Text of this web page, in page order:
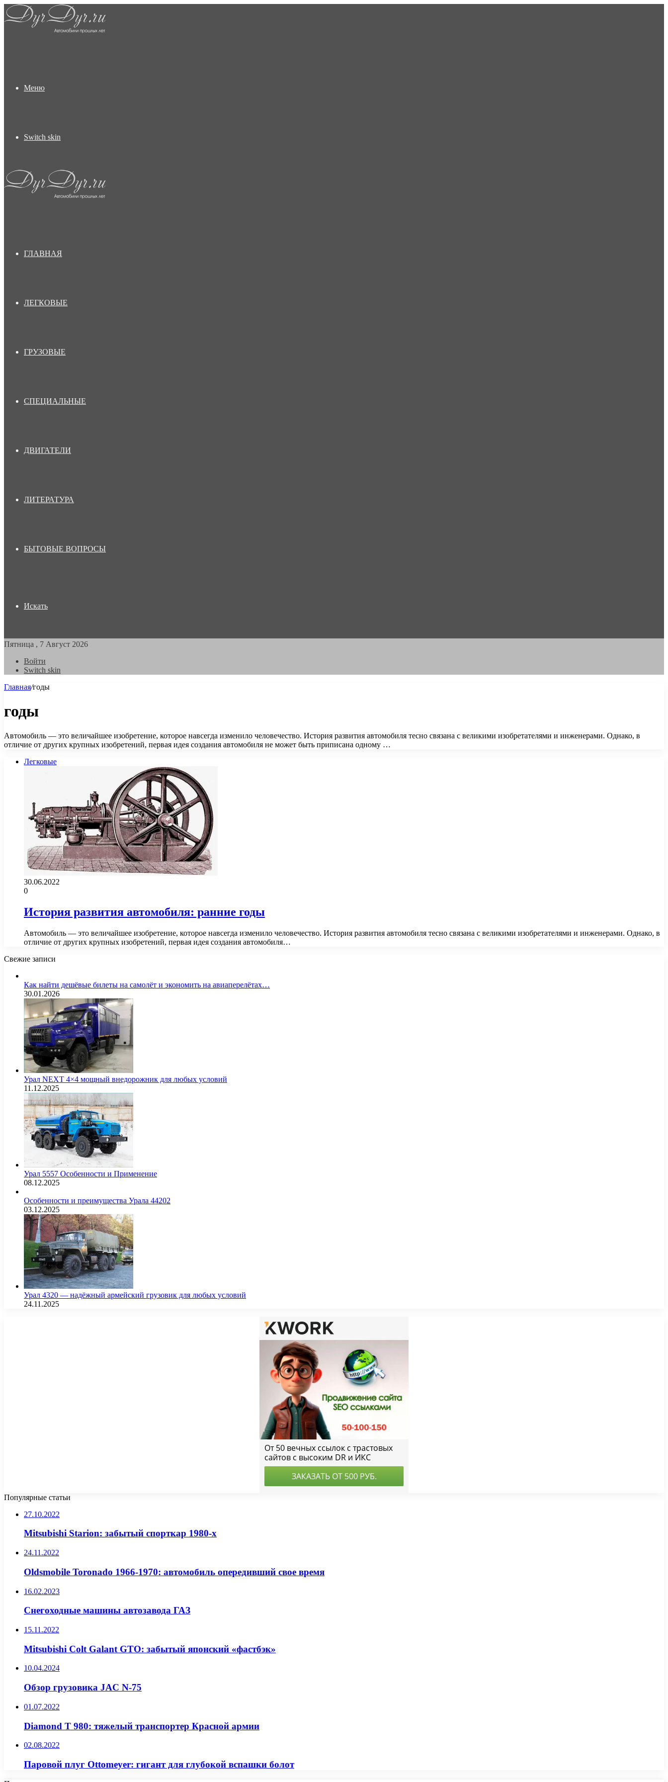
Меню
Switch skin
ГЛАВНАЯ
ЛЕГКОВЫЕ
ГРУЗОВЫЕ
СПЕЦИАЛЬНЫЕ
ДВИГАТЕЛИ
ЛИТЕРАТУРА
БЫТОВЫЕ ВОПРОСЫ
Искать
Пятница , 7 Август 2026
Войти
Switch skin
Главная/годы
годы
Автомобиль — это величайшее изобретение, которое навсегда изменило человечество. История развития автомобиля тесно связана с великими изобретателями и инженерами. Однако, в
отличие от других крупных изобретений, первая идея создания автомобиля не может быть приписана одному …
Легковые
30.06.2022
0
История развития автомобиля: ранние годы
Автомобиль — это величайшее изобретение, которое навсегда изменило человечество. История развития автомобиля тесно связана с великими изобретателями и инженерами. Однако, в
отличие от других крупных изобретений, первая идея создания автомобиля…
Свежие записи
Как найти дешёвые билеты на самолёт и экономить на авиаперелётах…
30.01.2026
Урал NEXT 4×4 мощный внедорожник для любых условий
11.12.2025
Урал 5557 Особенности и Применение
08.12.2025
Особенности и преимущества Урала 44202
03.12.2025
Урал 4320 — надёжный армейский грузовик для любых условий
24.11.2025
Популярные статьи
27.10.2022
Mitsubishi Starion: забытый спорткар 1980-х
24.11.2022
Oldsmobile Toronado 1966-1970: автомобиль опередивший свое время
16.02.2023
Снегоходные машины автозавода ГАЗ
15.11.2022
Mitsubishi Colt Galant GTO: забытый японский «фастбэк»
10.04.2024
Обзор грузовика JAC N-75
01.07.2022
Diamond T 980: тяжелый транспортер Красной армии
02.08.2022
Паровой плуг Ottomeyer: гигант для глубокой вспашки болот